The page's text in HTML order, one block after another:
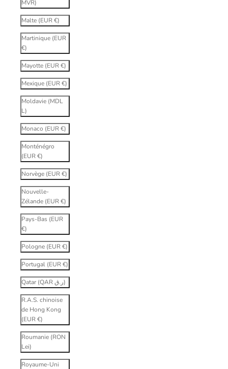
MVR)
Malte (EUR €)
Martinique (EUR
€)
Mayotte (EUR €)
Mexique (EUR €)
Moldavie (MDL
L)
Monaco (EUR €)
Monténégro
(EUR €)
Norvège (EUR €)
Nouvelle-
Zélande (EUR €)
Pays-Bas (EUR
€)
Pologne (EUR €)
Portugal (EUR €)
Qatar (QAR ر.ق)
R.A.S. chinoise
de Hong Kong
(EUR €)
Roumanie (RON
Lei)
Royaume-Uni